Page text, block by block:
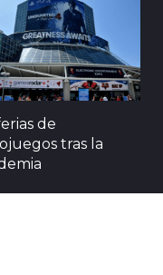
de
tras la